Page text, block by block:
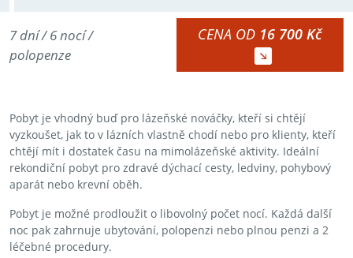
7 dní / 6 nocí /
polopenze
CENA OD 16 700 Kč
Pobyt je vhodný buď pro lázeňské nováčky, kteří si chtějí
vyzkoušet, jak to v lázních vlastně chodí nebo pro klienty, kteří
chtějí mít i dostatek času na mimolázeňské aktivity. Ideální
rekondiční pobyt pro zdravé dýchací cesty, ledviny, pohybový
aparát nebo krevní oběh.
Pobyt je možné prodloužit o libovolný počet nocí. Každá další
noc pak zahrnuje ubytování, polopenzi nebo plnou penzi a 2
léčebné procedury.